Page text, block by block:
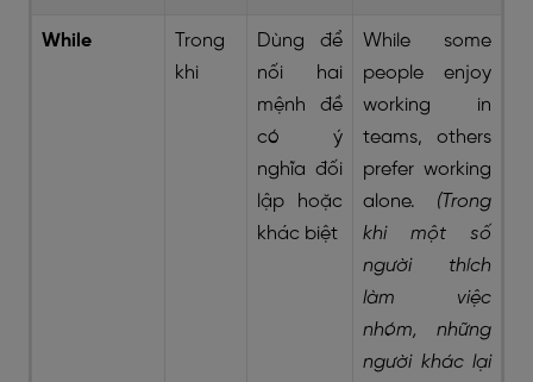
While
Trong
khi
Dùng để
nối hai
mệnh đề
có ý
nghĩa đối
lập hoặc
khác biệt
While some
people enjoy
working in
teams, others
prefer working
alone. (Trong
khi một số
người thích
làm việc
nhóm, những
người khác lại